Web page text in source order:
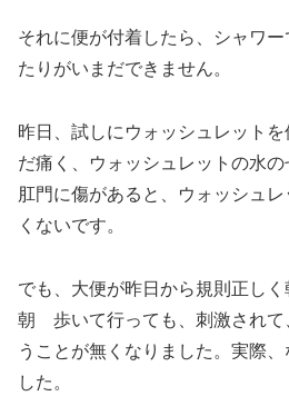
それに便が付着したら、シャワ
たりがいまだできません。
昨日、試しにウォッシュレット
だ痛く、ウォッシュレットの水の
肛門に傷があると、ウォッシュ
くないです。
でも、大便が昨日から規則正しく
朝 歩いて行っても、刺激されて
うことが無くなりました。実際
した。